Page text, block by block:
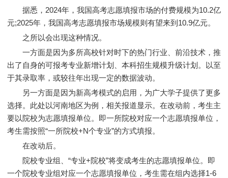
据悉，2024年，我国高考志愿填报市场的付费规模为10.2亿
元;2025年，我国高考志愿填报市场规模则有望来到10.9亿元。
之所以会出现这种情况。
一方面是因为多所高校针对时下的热门行业、前沿技术，推
出了自身的可报考专业新增计划、本科招生规模升级计划。以至
于其录取率，或较往年出现一定的数据波动。
另一方面是因为新高考模式的启用，为广大学子提供了更多
选择。此处以河南地区为例，相关报道显示。在改动前，考生主
要以院校为志愿填报单位。即一所院校对应一个志愿填报单位，
考生需按照“一所院校+N个专业”的方式填报。
在改动后。
院校专业组、“专业+院校”将变成考生的志愿填报单位。即
一个院校专业组对应一个志愿填报单位，考生需在组内选择1-6